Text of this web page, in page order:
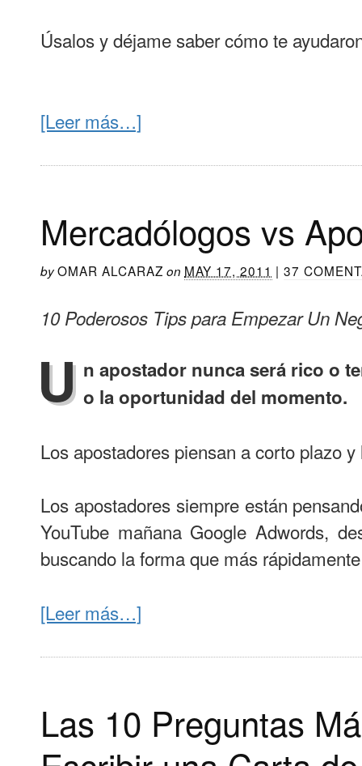
Úsalos y déjame saber cómo te
[Leer más…]
Mercadólogos vs
byOMAR ALCARAZ on MAY 17, 2011 |37
10 Poderosos Tips para Empezar Un
U n apostador nunca será rico o
o la oportunidad del momento.
Los apostadores piensan a corto plazo
Los apostadores siempre están
YouTube mañana Google Adwords,
buscando la forma que más
[Leer más…]
Las 10 Preguntas